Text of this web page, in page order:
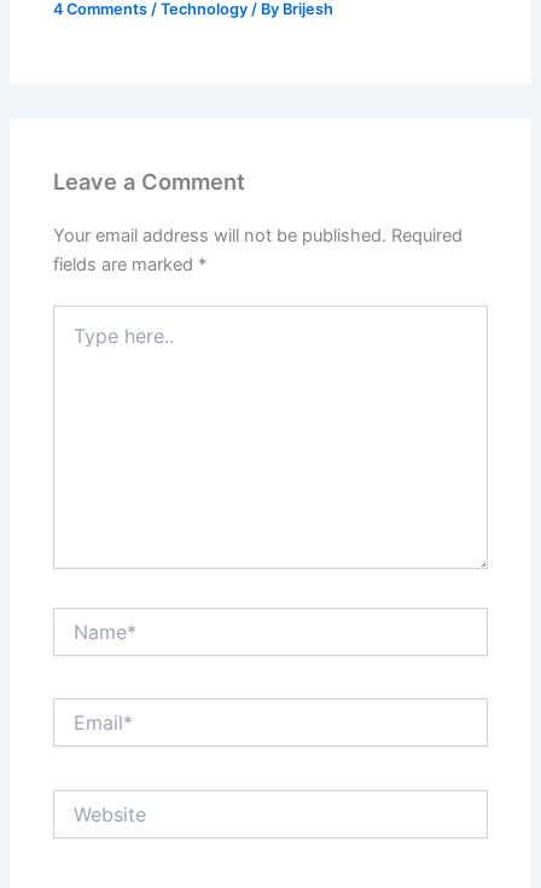
4 Comments /Technology / By Brijesh
Leave a Comment
Your email address will not be published. Required
fields are marked *
here..